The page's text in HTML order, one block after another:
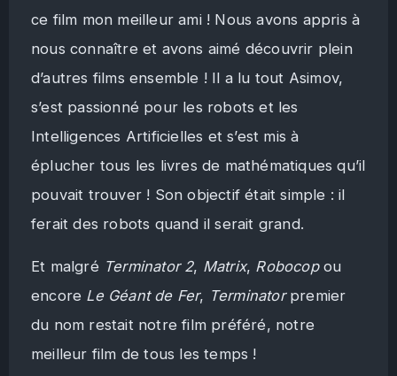
ce film mon meilleur ami ! Nous avons appris à
nous connaître et avons aimé découvrir plein
d’autres films ensemble ! Il a lu tout Asimov,
s’est passionné pour les robots et les
Intelligences Artificielles et s’est mis à
éplucher tous les livres de mathématiques qu’il
pouvait trouver ! Son objectif était simple : il
ferait des robots quand il serait grand.
Et malgré Terminator 2, Matrix, Robocopou
encore Le Géant de Fer, Terminatorpremier
du nom restait notre film préféré, notre
meilleur film de tous les temps !